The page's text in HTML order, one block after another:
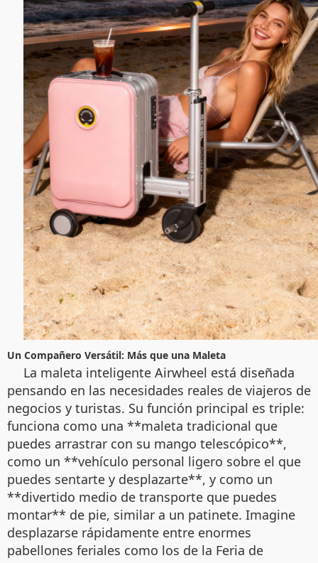
Un Compañero Versátil: Más que una Maleta
La maleta inteligente Airwheel está diseñada
pensando en las necesidades reales de viajeros de
negocios y turistas. Su función principal es triple:
funciona como una **maleta tradicional que
puedes arrastrar con su mango telescópico**,
como un **vehículo personal ligero sobre el que
puedes sentarte y desplazarte**, y como un
**divertido medio de transporte que puedes
montar** de pie, similar a un patinete. Imagine
desplazarse rápidamente entre enormes
pabellones feriales como los de la Feria de